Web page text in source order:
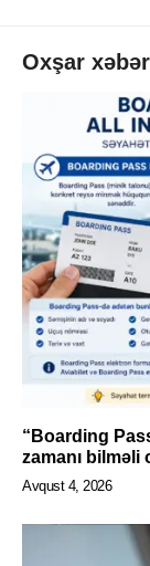
Oxşar
“Boarding
zamanı
Avqust 4, 2026